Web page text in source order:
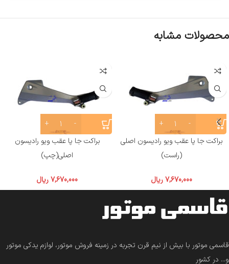
محصولات مشابه
براکت جا پا عقب ویو رادیسون اصلی
(راست)
7,670,000ریال
براکت جا پا عقب ویو رادیسون
اصلی(چپ)
7,670,000ریال
قاسمی موتور با بیش از نیم قرن تجربه در زمینه فروش موتور، لوازم یدکی موتور
و... در کشور